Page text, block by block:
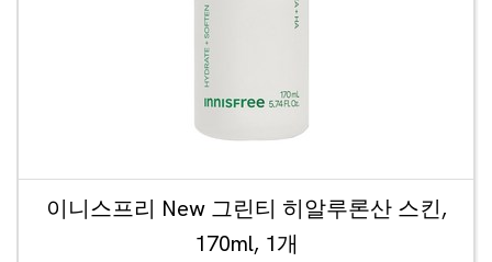
이니스프리 New 그린티 히알루론산 스킨,
170ml, 1개